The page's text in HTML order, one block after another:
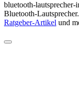
bluetooth-
Bluetooth-
Ratgeber-Artikel und